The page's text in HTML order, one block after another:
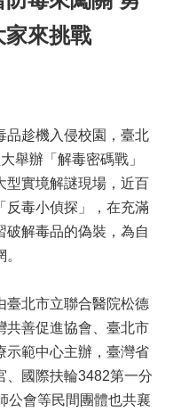
家來挑戰
品趁機入侵校園，臺北
舉辦「解毒密碼戰」
型實境解謎現場，近百
反毒小偵探」，在充滿
破解毒品的偽裝，為自
臺北市立聯合醫院松德
共善促進協會、臺北市
示範中心主辦，臺灣省
、國際扶輪3482第一分
公會等民間團體也共襄